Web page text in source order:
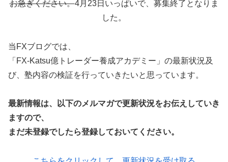
お急ぎください。4月23日いっぱいで、募集終了となりま
した。
当FXブログでは、
「FX-Katsu億トレーダー養成アカデミー」の最新状況及
び、塾内容の検証を行っていきたいと思っています。
最新情報は、以下のメルマガで更新状況をお伝えしていき
ますので、
まだ未登録でしたら登録しておいてください。